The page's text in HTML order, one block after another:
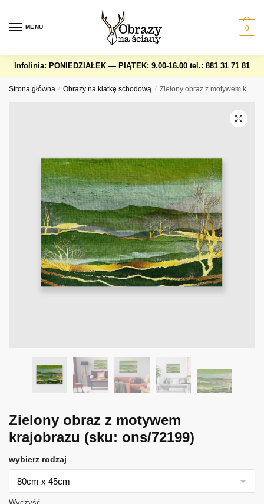
navigation
content
MENU 0
Infolinia: PONIEDZIAŁEK — PIĄTEK: 9.00-16.00 tel.: 881 31 71 81
Strona główna / Obrazy na klatkę schodową / Zielony obraz z motywem krajobrazu
Zielony obraz z motywem
krajobrazu (sku: ons/72199)
wybierz rodzaj